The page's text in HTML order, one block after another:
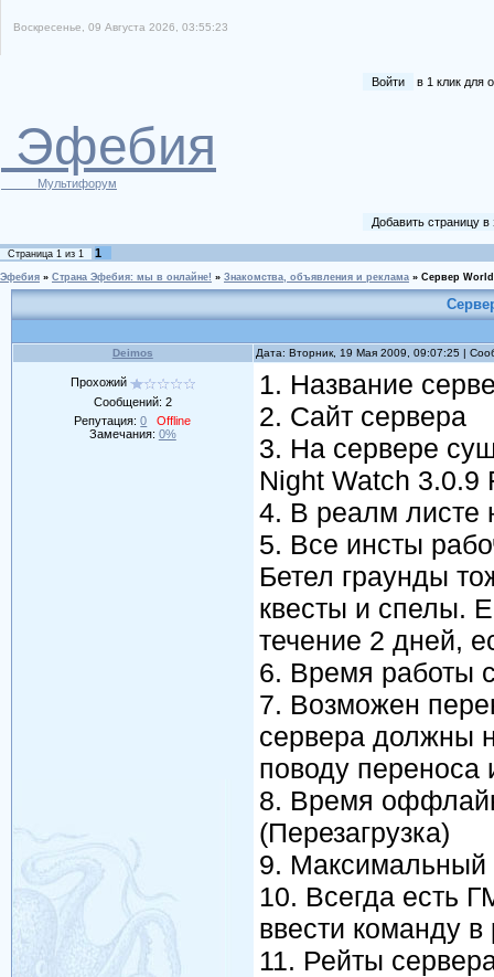
Воскресенье, 09 Августа 2026, 03:55:23
Войти в 1 клик для
Эфебия
Мультифорум
Добавить страницу
Страница 1 из 1 1
Эфебия » Страна Эфебия: мы в онлайне! » Знакомства, объявления и реклама » Сервер
Deimos Дата: Вторник, 19 Мая 2009, 09:07:25 |
Прохожий
Сообщений: 2
Репутация:0
Offline
Замечания: 0%
1. Название
2. Сайт сервера
3. На сервере
Night Watch 3.0.9
4. В реалм листе
5. Все инсты
Бетел граунды
квесты и спелы.
течение 2 дней,
6. Время работы
7. Возможен
сервера должны
поводу
8. Время
(Перезагрузка)
9. Максимальный
10. Всегда есть
ввести команду
11. Рейты